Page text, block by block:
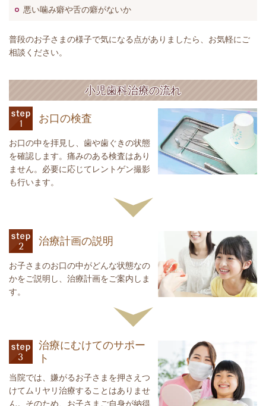
悪い噛み癖や舌の癖がないか
普段のお子さまの様子で気になる点がありましたら、お気軽にご
相談ください。
小児歯科治療の流れ
お口の検査
お口の中を拝見し、歯や歯ぐきの状態
を確認します。痛みのある検査はあり
ません。必要に応じてレントゲン撮影
も行います。
治療計画の説明
お子さまのお口の中がどんな状態なの
かをご説明し、治療計画をご案内しま
す。
治療にむけてのサポー
ト
当院では、嫌がるお子さまを押さえつ
けてムリヤリ治療することはありませ
ん。そのため、お子さまご自身が納得